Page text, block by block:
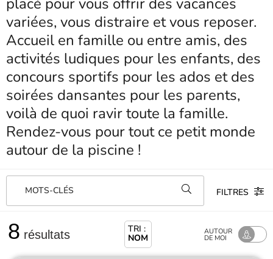
variées, vous distraire et vous reposer.
Accueil en famille ou entre amis, des
activités ludiques pour les enfants, des
concours sportifs pour les ados et des
soirées dansantes pour les parents,
voilà de quoi ravir toute la famille.
Rendez-vous pour tout ce petit monde
autour de la piscine !
MOTS-CLÉS FILTRES
8 résultats TRI :
NOM
AUTOUR
DE MOI